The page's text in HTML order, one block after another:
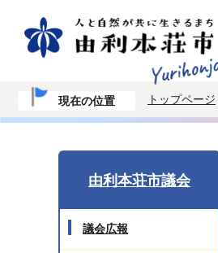
現在の位置 トップページ
由利本荘市議会
議会広報